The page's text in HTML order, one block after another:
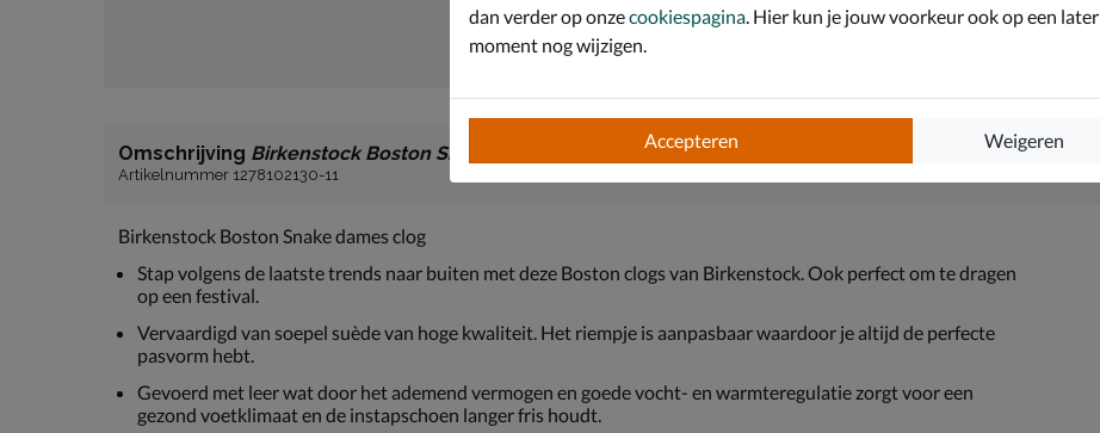
Omschrijving Birkenstock Boston Snake
Artikelnummer 1278102130-11
Birkenstock Boston Snake dames clog
Stap volgens de laatste trends naar buiten met deze Boston clogs van Birkenstock. Ook perfect om te dragen
op een festival.
Vervaardigd van soepel suède van hoge kwaliteit. Het riempje is aanpasbaar waardoor je altijd de perfecte
pasvorm hebt.
Gevoerd met leer wat door het ademend vermogen en goede vocht- en warmteregulatie zorgt voor een
gezond voetklimaat en de instapschoen langer fris houdt.
dan verder op onzecookiespagina . Hier kun je jouw voorkeur ook op een later
moment nog wijzigen.
Accepteren Weigeren